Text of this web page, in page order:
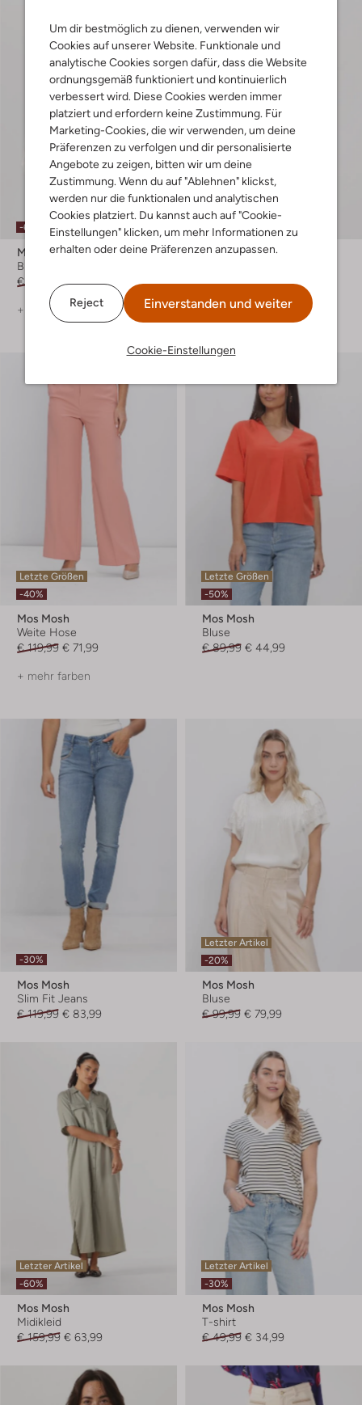
Um dir bestmöglich zu dienen, verwenden wir
Cookies auf unserer Website. Funktionale und
analytische Cookies sorgen dafür, dass die Website
ordnungsgemäß funktioniert und kontinuierlich
verbessert wird. Diese Cookies werden immer
platziert und erfordern keine Zustimmung. Für
Marketing-Cookies, die wir verwenden, um deine
Präferenzen zu verfolgen und dir personalisierte
Angebote zu zeigen, bitten wir um deine
Zustimmung. Wenn du auf "Ablehnen" klickst,
werden nur die funktionalen und analytischen
Cookies platziert. Du kannst auch auf "Cookie-
Einstellungen" klicken, um mehr Informationen zu
erhalten oder deine Präferenzen anzupassen.
Reject Einverstanden und weiter
Cookie-Einstellungen
-60%
Mos Mosh
Bluse
€ 149,99
€ 59,99
+ mehr farben
-60%
Mos Mosh
€ 89,99 € 35,99
Letzte Größen
-40%
Mos Mosh
Weite Hose
€ 119,99 € 71,99
+ mehr farben
Letzte Größen
-50%
Mos Mosh
Bluse
€ 89,99 € 44,99
-30%
Mos Mosh
Slim Fit Jeans
€ 119,99 € 83,99
Letzter Artikel
-20%
Mos Mosh
Bluse
€ 99,99 € 79,99
Letzter Artikel
-60%
Mos Mosh
Midikleid
€ 159,99 € 63,99
Letzter Artikel
-30%
Mos Mosh
T-shirt
€ 49,99 € 34,99